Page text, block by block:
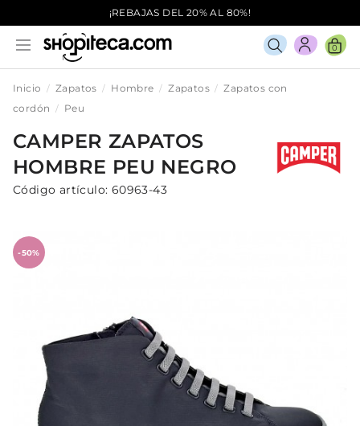
¡REBAJAS DEL 20% AL 80%!
0
Inicio Zapatos Hombre Zapatos
Zapatos con
cordón
Peu
CAMPER ZAPATOS
HOMBRE PEU NEGRO
Código artículo: 60963-43
-50%